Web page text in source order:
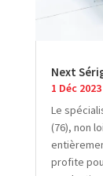
Next
1 Déc 2023
Le
(76), non
profite